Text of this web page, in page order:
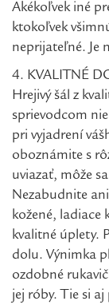
Akékoľvek iné
ktokoľvek
neprijateľné. Je
4. KVALITNÉ
Hrejivý šál z
sprievodcom
pri vyjadrení
oboznámite s
uviazať, môže
Nezabudnite
kožené, ladiace
kvalitné úplety.
dolu. Výnimka
ozdobné
jej róby. Tie si